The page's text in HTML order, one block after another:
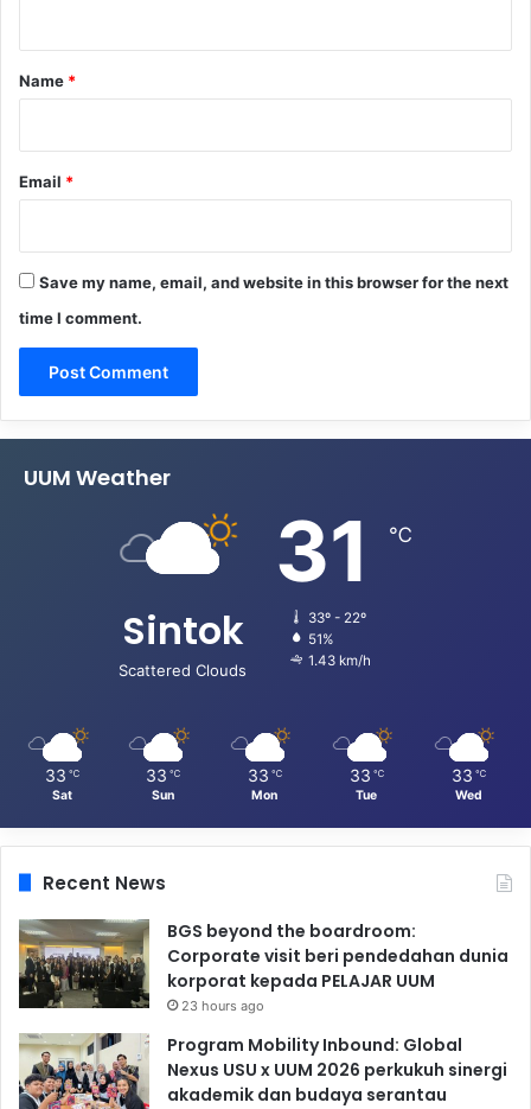
*
Name *
Email *
Save my name, email, and website in this browser for the next
time I comment.
UUM Weather
Sintok
Scattered Clouds
31 ℃
33º - 22º
51%
1.43 km/h
33 ℃
Sat
33 ℃
Sun
33 ℃
Mon
33 ℃
Tue
33 ℃
Wed
Recent News
BGS beyond the boardroom:
Corporate visit beri pendedahan dunia
korporat kepada PELAJAR UUM
23 hours ago
Program Mobility Inbound: Global
Nexus USU x UUM 2026 perkukuh sinergi
akademik dan budaya serantau